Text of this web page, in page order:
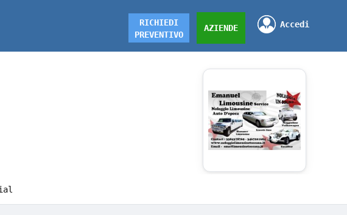
Accedi
AZIENDE
RICHIEDI
PREVENTIVO